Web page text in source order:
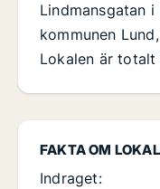
FAKTA OM
Indraget:
Lindmansgatan
kommunen
Lokalen är totalt